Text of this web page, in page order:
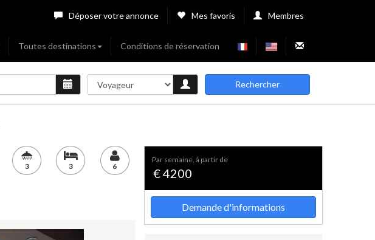
Déposer votre annonce Mes favoris Membres
Toutes destinations Conditions de réservation
Rechercher
3 3 6
par semaine, à partir de
€ 4200
Demande d'informations